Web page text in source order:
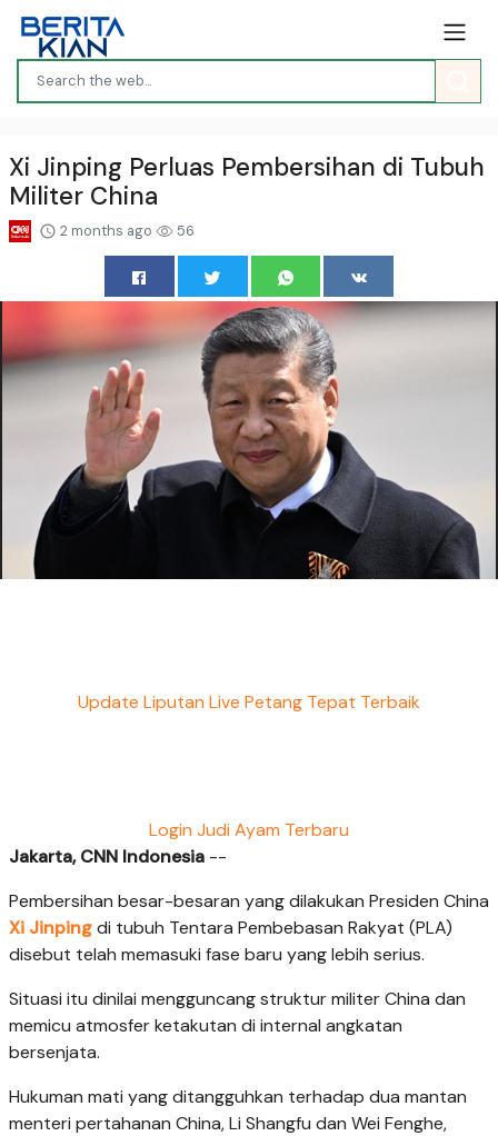
Xi Jinping Perluas Pembersihan di Tubuh
Militer China
2 months ago 56
Update Liputan Live Petang Tepat Terbaik
Login Judi Ayam Terbaru
Jakarta, CNN Indonesia --
Pembersihan besar-besaran yang dilakukan Presiden China
Xi Jinpingdi tubuh Tentara Pembebasan Rakyat (PLA)
disebut telah memasuki fase baru yang lebih serius.
Situasi itu dinilai mengguncang struktur militer China dan
memicu atmosfer ketakutan di internal angkatan
bersenjata.
Hukuman mati yang ditangguhkan terhadap dua mantan
menteri pertahanan China, Li Shangfu dan Wei Fenghe,